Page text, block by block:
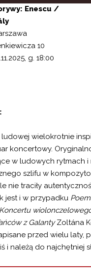
Enescu /
10
g. 18:00
wielokrotnie
koncertowy.
w ludowych rytmach
szlifu w
nie traciły
jest i w przypadku
Koncertu
z GalantyZoltána
przed wielu laty,
i należą do najchętniej